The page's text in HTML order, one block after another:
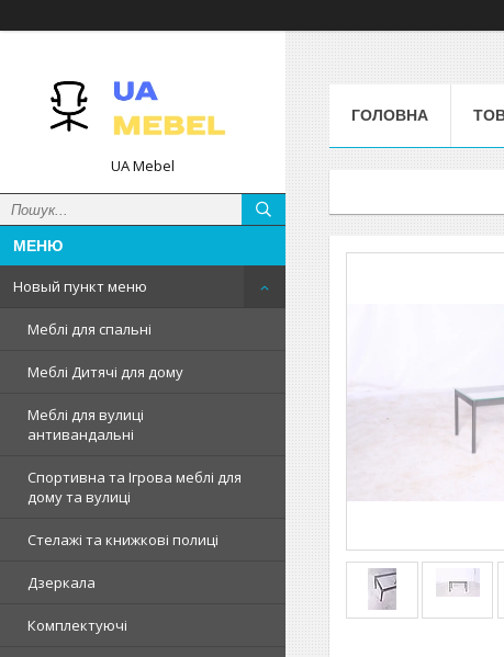
UA Mebel
Новый пункт меню
Меблі для спальні
Меблі Дитячі для дому
Меблі для вулиці
антивандальні
Спортивна та Ігрова меблі для
дому та вулиці
Стелажі та книжкові полиці
Дзеркала
Комплектуючі
ГОЛОВНА